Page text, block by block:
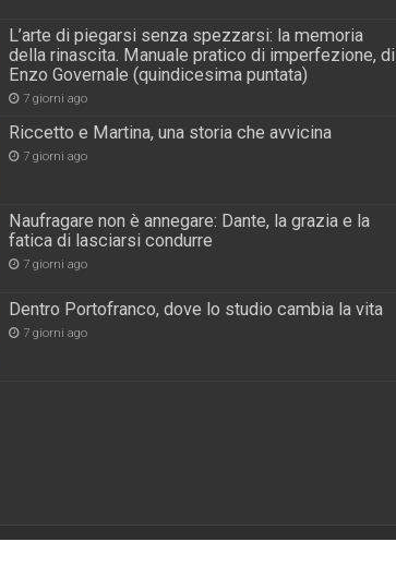
L’arte di piegarsi senza spezzarsi: la memoria
della rinascita. Manuale pratico di imperfezione, di
Enzo Governale (quindicesima puntata)
7 giorni ago
Riccetto e Martina, una storia che avvicina
7 giorni ago
Naufragare non è annegare: Dante, la grazia e la
fatica di lasciarsi condurre
7 giorni ago
Dentro Portofranco, dove lo studio cambia la vita
7 giorni ago